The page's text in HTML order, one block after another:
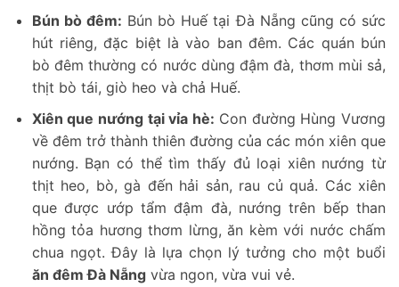
Bún bò đêm: Bún bò Huế tại Đà Nẵng cũng có sức
hút riêng, đặc biệt là vào ban đêm. Các quán bún
bò đêm thường có nước dùng đậm đà, thơm mùi sả,
thịt bò tái, giò heo và chả Huế.
Xiên que nướng tại vỉa hè: Con đường Hùng Vương
về đêm trở thành thiên đường của các món xiên que
nướng. Bạn có thể tìm thấy đủ loại xiên nướng từ
thịt heo, bò, gà đến hải sản, rau củ quả. Các xiên
que được ướp tẩm đậm đà, nướng trên bếp than
hồng tỏa hương thơm lừng, ăn kèm với nước chấm
chua ngọt. Đây là lựa chọn lý tưởng cho một buổi
ăn đêm Đà Nẵngvừa ngon, vừa vui vẻ.